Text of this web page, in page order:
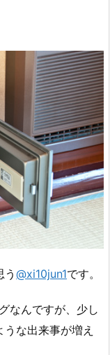
@xi10jun1です。
なんですが、少し
な出来事が増え